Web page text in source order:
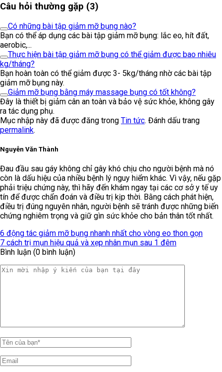
Câu hỏi thường gặp (3)
Có những bài tập giảm mỡ bụng nào?
Bạn có thể áp dụng các bài tập giảm mỡ bụng: lắc eo, hít đất,
aerobic,...
Thực hiện bài tập giảm mỡ bụng có thể giảm được bao nhiêu
kg/tháng?
Bạn hoàn toàn có thể giảm được 3- 5kg/tháng nhờ các bài tập
giảm mỡ bụng này.
Giảm mỡ bụng bằng máy massage bụng có tốt không?
Đây là thiết bị giảm cân an toàn và bảo vệ sức khỏe, không gây
ra tác dụng phụ.
Mục nhập này đã được đăng trong Tin tức. Đánh dấu trang
permalink.
Nguyễn Văn Thành
Đau đầu sau gáy không chỉ gây khó chịu cho người bệnh mà nó
còn là dấu hiệu của nhiều bệnh lý nguy hiểm khác. Vì vậy, nếu gặp
phải triệu chứng này, thì hãy đến khám ngay tại các cơ sở y tế uy
tín để được chẩn đoán và điều trị kịp thời. Bằng cách phát hiện,
điều trị đúng nguyên nhân, người bệnh sẽ tránh được những biến
chứng nghiêm trọng và giữ gìn sức khỏe cho bản thân tốt nhất.
6 động tác giảm mỡ bụng nhanh nhất cho vòng eo thon gọn
7 cách trị mụn hiệu quả và xẹp nhân mụn sau 1 đêm
Bình luận (0 bình luận)